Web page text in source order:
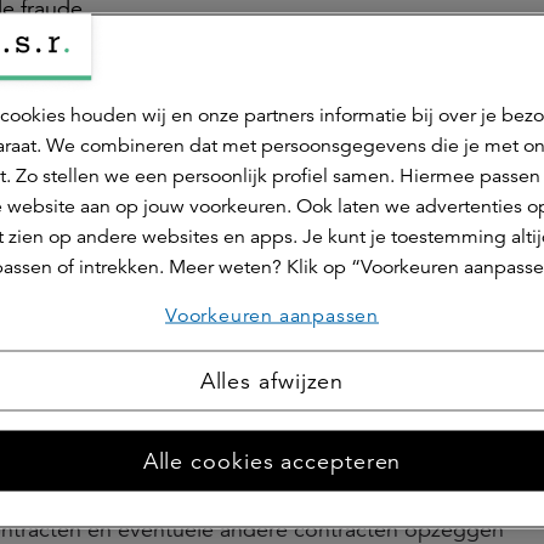
fraude.
maar een aantal ook niet. Voor sommige onderzoeken
in. Met deze onderzoeksbureaus zijn afspraken
en regelgeving voor het uitvoeren van de
van fraude?
om te kunnen stellen dat er mogelijk sprake is van
personen hiervan op de hoogte gebracht. Dit
vragen om dit doen. De betrokken persoon
Hierna bepalen we of we maatregelen
al uitbetaalde schadebedragen terugvorderen
en eventuele andere contracten opzeggen
houden wij en onze partners informatie bij over je
We combineren dat met persoonsgegevens die je met
Zo stellen we een persoonlijk profiel samen. Hiermee
website aan op jouw voorkeuren. Ook laten we advertenties
zien op andere websites en apps. Je kunt je toestemming
of intrekken. Meer weten? Klik op “Voorkeuren
Voorkeuren aanpassen
Alles afwijzen
Alle cookies accepteren